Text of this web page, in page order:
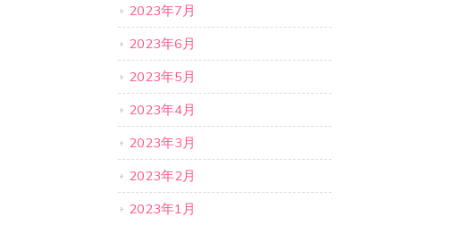
2023年7月
2023年6月
2023年5月
2023年4月
2023年3月
2023年2月
2023年1月